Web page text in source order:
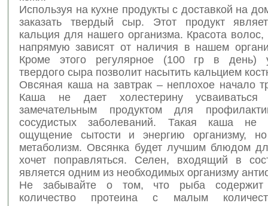
Используя на кухне продукты с доставкой на
заказать твердый сыр. Этот продукт
кальция для нашего организма. Красота волос,
напрямую зависят от наличия в нашем
Кроме этого регулярное (100 гр в день)
твердого сыра позволит насытить кальцием
Овсяная каша на завтрак – неплохое начало
Каша не дает холестерину усваиваться
замечательным продуктом для
сосудистых заболеваний. Такая каша не
ощущение сытости и энергию организму,
метаболизм. Овсянка будет лучшим блюдом
хочет поправляться. Селен, входящий в
является одним из необходимых организму
Не забывайте о том, что рыба содержит
количество протеина с малым